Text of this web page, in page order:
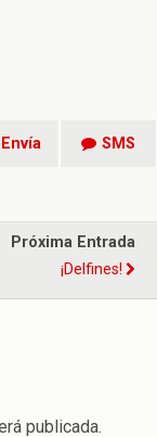
Envía SMS
Próxima Entrada
¡Delfines!
publicada.